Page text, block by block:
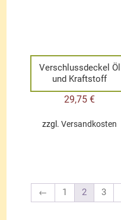
Verschlussdeckel Öl
und Kraftstoff
29,75€
zzgl.Versandkosten
← 1 2 3